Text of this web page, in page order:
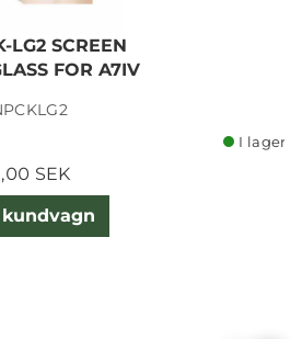
LG2 SCREEN
FOR A7IV
SEK
I lager